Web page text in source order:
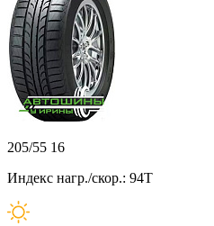
205/55 16
Индекс нагр./скор.: 94T